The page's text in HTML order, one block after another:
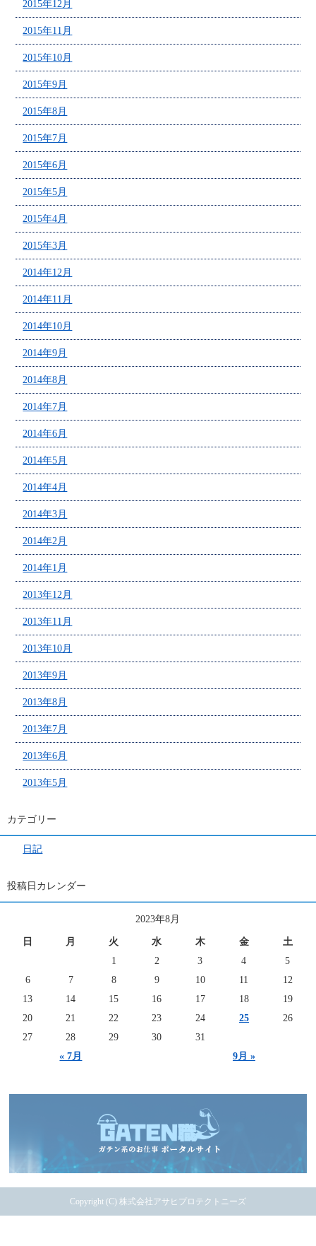
2015年12月
2015年11月
2015年10月
2015年9月
2015年8月
2015年7月
2015年6月
2015年5月
2015年4月
2015年3月
2014年12月
2014年11月
2014年10月
2014年9月
2014年8月
2014年7月
2014年6月
2014年5月
2014年4月
2014年3月
2014年2月
2014年1月
2013年12月
2013年11月
2013年10月
2013年9月
2013年8月
2013年7月
2013年6月
2013年5月
カテゴリー
日記
投稿日カレンダー
2023年8月
日 月 火 水 木 金 土
« 7月 9月 »
1 2 3 4
5
6
7 8 9 10 11
12
13
14 15 16 17 18
19
20
21 22 23 24 25
26
27
28 29 30 31
Copyright (C) 株式会社アサヒプロテクトニーズ